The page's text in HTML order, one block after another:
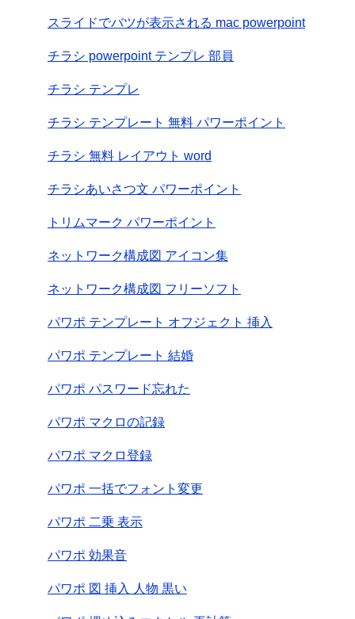
スライドでバツが表示される mac powerpoint
チラシ powerpoint テンプレ 部員
チラシ テンプレ
チラシ テンプレート 無料 パワーポイント
チラシ 無料 レイアウト word
チラシあいさつ文 パワーポイント
トリムマーク パワーポイント
ネットワーク構成図 アイコン集
ネットワーク構成図 フリーソフト
パワポ テンプレート オフジェクト 挿入
パワポ テンプレート 結婚
パワポ パスワード忘れた
パワポ マクロの記録
パワポ マクロ登録
パワポ 一括でフォント変更
パワポ 二乗 表示
パワポ 効果音
パワポ 図 挿入 人物 黒い